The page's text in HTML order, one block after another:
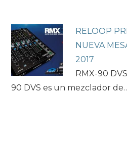
RELOOP
NUEVA
2017
RMX-90
90 DVS es un mezclador